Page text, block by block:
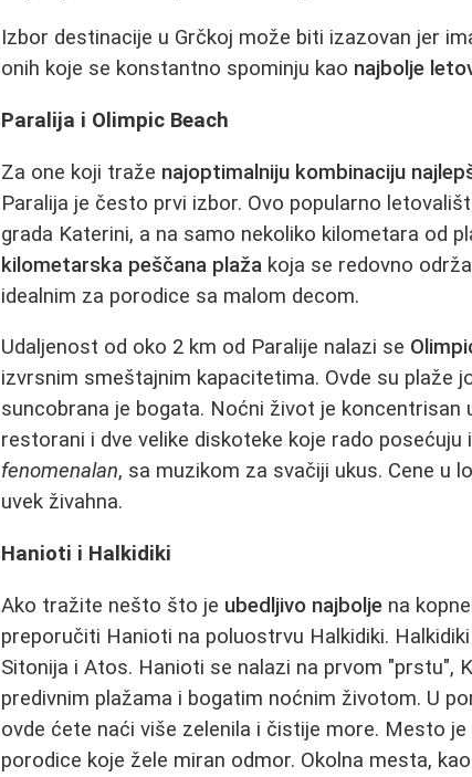
Izbor destinacije u Grčkoj može biti izazovan jer
onih koje se konstantno spominju kao najbolje
Paralija i Olimpic Beach
Za one koji traže najoptimalniju kombinaciju
Paralija je često prvi izbor. Ovo popularno
grada Katerini, a na samo nekoliko kilometara od
kilometarska peščana plaža koja se redovno
idealnim za porodice sa malom decom.
Udaljenost od oko 2 km od Paralije nalazi se
izvrsnim smeštajnim kapacitetima. Ovde su plaže
suncobrana je bogata. Noćni život je koncentrisan
restorani i dve velike diskoteke koje rado
fenomenalan, sa muzikom za svačiji ukus. Cene u
uvek živahna.
Hanioti i Halkidiki
Ako tražite nešto što je ubedljivo najbolje na
preporučiti Hanioti na poluostrvu Halkidiki.
Sitonija i Atos. Hanioti se nalazi na prvom "prstu",
predivnim plažama i bogatim noćnim životom. U
ovde ćete naći više zelenila i čistije more. Mesto
porodice koje žele miran odmor. Okolna mesta,